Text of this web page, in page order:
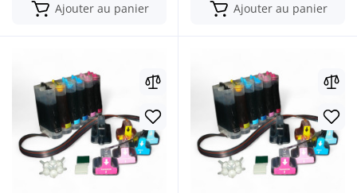
Ajouter au panier Ajouter au panier